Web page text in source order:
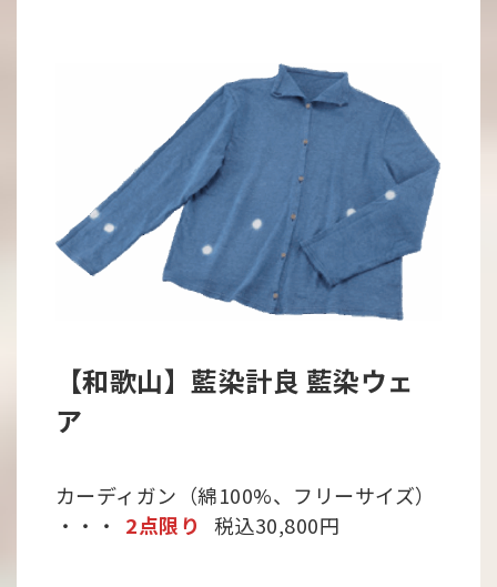
【和歌山】藍染計良 藍染ウェ
ア
カーディガン（綿100%、フリーサイズ）
・・・
2点限り 税込30,800円